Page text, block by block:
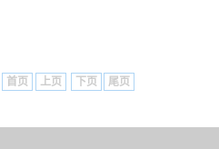
首页 上页 下页 尾页